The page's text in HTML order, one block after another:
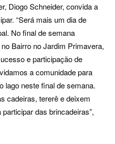
Diogo Schneider, convida a
“Será mais um dia de
No final de semana
Bairro no Jardim Primavera,
e participação de
a comunidade para
lago neste final de semana.
cadeiras, tererê e deixem
das brincadeiras”,